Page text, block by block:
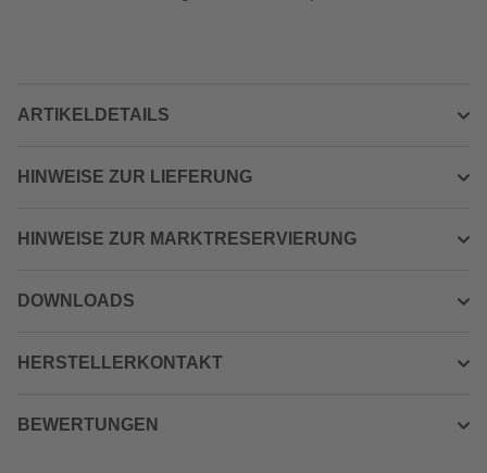
ARTIKELDETAILS
HINWEISE ZUR LIEFERUNG
HINWEISE ZUR MARKTRESERVIERUNG
DOWNLOADS
HERSTELLERKONTAKT
BEWERTUNGEN